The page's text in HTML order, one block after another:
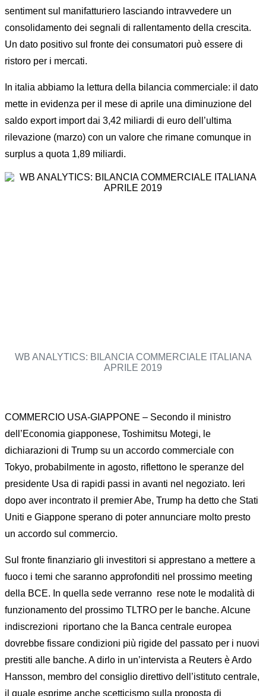
sentiment sul manifatturiero lasciando intravvedere un
consolidamento dei segnali di rallentamento della crescita.
Un dato positivo sul fronte dei consumatori può essere di
ristoro per i mercati.
In italia abbiamo la lettura della bilancia commerciale: il dato
mette in evidenza per il mese di aprile una diminuzione del
saldo export import dai 3,42 miliardi di euro dell’ultima
rilevazione (marzo) con un valore che rimane comunque in
surplus a quota 1,89 miliardi.
WB ANALYTICS: BILANCIA COMMERCIALE ITALIANA
APRILE 2019
COMMERCIO USA-GIAPPONE – Secondo il ministro
dell’Economia giapponese, Toshimitsu Motegi, le
dichiarazioni di Trump su un accordo commerciale con
Tokyo, probabilmente in agosto, riflettono le speranze del
presidente Usa di rapidi passi in avanti nel negoziato. Ieri
dopo aver incontrato il premier Abe, Trump ha detto che Stati
Uniti e Giappone sperano di poter annunciare molto presto
un accordo sul commercio.
Sul fronte finanziario gli investitori si apprestano a mettere a
fuoco i temi che saranno approfonditi nel prossimo meeting
della BCE. In quella sede verranno rese note le modalità di
funzionamento del prossimo TLTRO per le banche. Alcune
indiscrezioni riportano che la Banca centrale europea
dovrebbe fissare condizioni più rigide del passato per i nuovi
prestiti alle banche. A dirlo in un’intervista a Reuters è Ardo
Hansson, membro del consiglio direttivo dell’istituto centrale,
il quale esprime anche scetticismo sulla proposta di